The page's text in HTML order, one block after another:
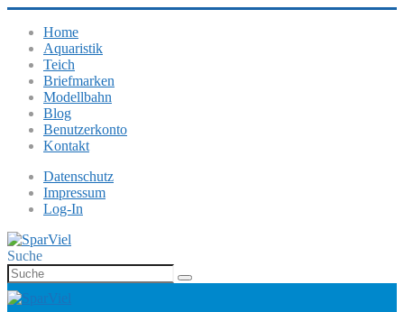
Home
Aquaristik
Teich
Briefmarken
Modellbahn
Blog
Benutzerkonto
Kontakt
Datenschutz
Impressum
Log-In
Suche